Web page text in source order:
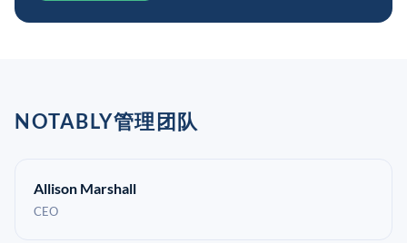
NOTABLY管理团队
Allison Marshall
CEO